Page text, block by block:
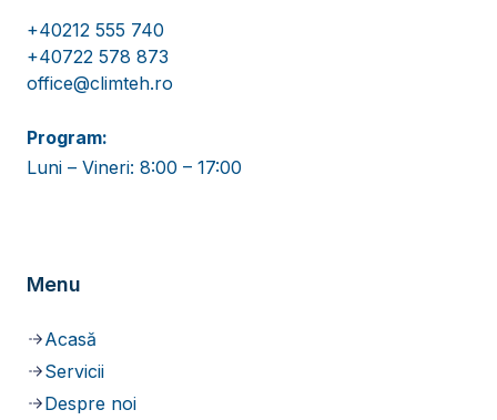
+40212 555 740
+40722 578 873
office@climteh.ro
Program:
Luni – Vineri: 8:00 – 17:00
Menu
Acasă
Servicii
Despre noi